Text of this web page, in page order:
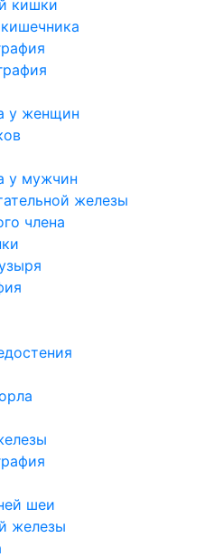
кишки
у женщин
у мужчин
железы
члена
шеи
железы